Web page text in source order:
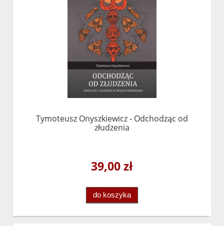
Tymoteusz Onyszkiewicz - Odchodząc od
złudzenia
39,00 zł
do koszyka